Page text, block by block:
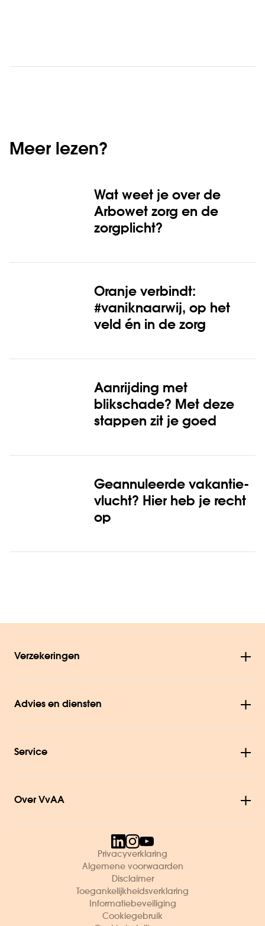
Meer lezen?
Wat weet je over de
Arbowet zorg en de
zorgplicht?
Oranje verbindt:
#vaniknaarwij, op het
veld én in de zorg
Aanrijding met
blikschade? Met deze
stappen zit je goed
Geannuleerde vakantie­
vlucht? Hier heb je recht
op
Verzekeringen
Advies en diensten
Service
Over VvAA
Privacyverklaring
Algemene voorwaarden
Disclaimer
Toegankelijkheidsverklaring
Informatiebeveiliging
Cookiegebruik